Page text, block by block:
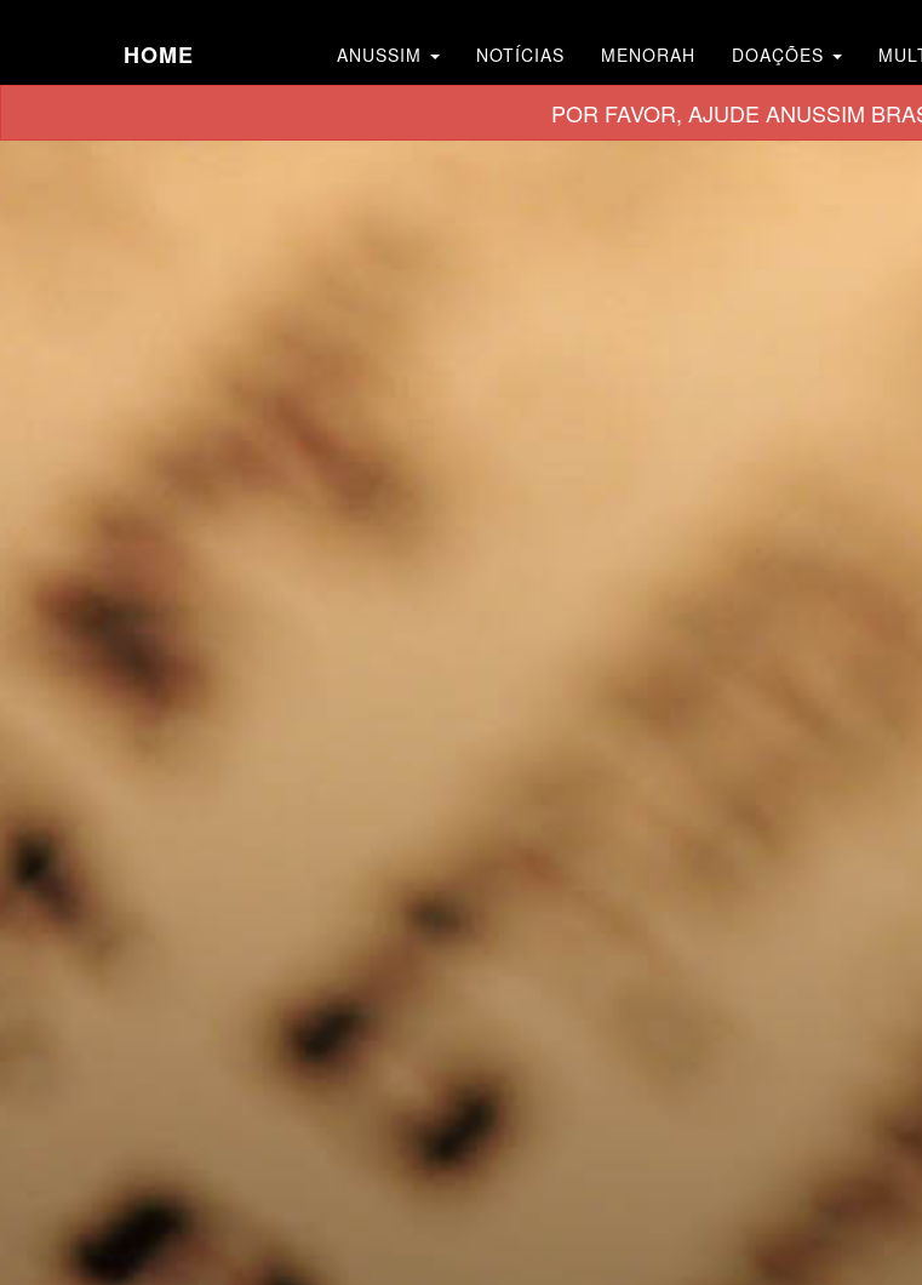
HOME ANUSSIM NOTÍCIAS MENORAH DOAÇÕES
POR FAVOR, AJUDE ANUSSIM